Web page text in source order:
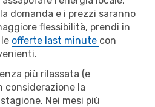
domanda e i prezzi saranno
flessibilità, prendi in
offerte last minute con
più rilassata (e
considerazione la
Nei mesi più